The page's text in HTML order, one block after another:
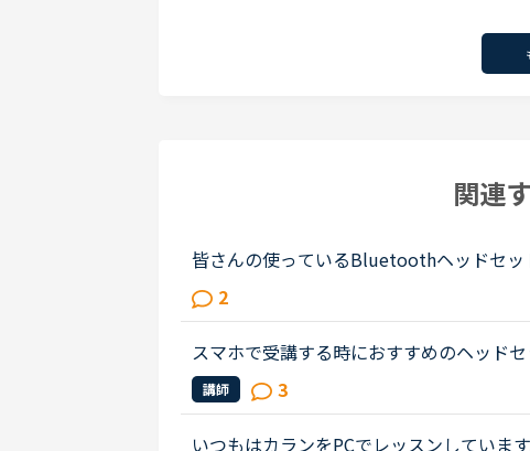
関連
皆さんの使っているBluetoothヘッドセッ
い！最近、パソコンの挙動が怪しくなっ
た。すると、①スマホのマイク＆イヤホン...
2
スマホで受講する時におすすめのヘッド
て。トライアル期間が終わり、今日から
で受講しているのですが、無線Wi-Fi...
講師 3
いつもはカランをPCでレッスンしていま